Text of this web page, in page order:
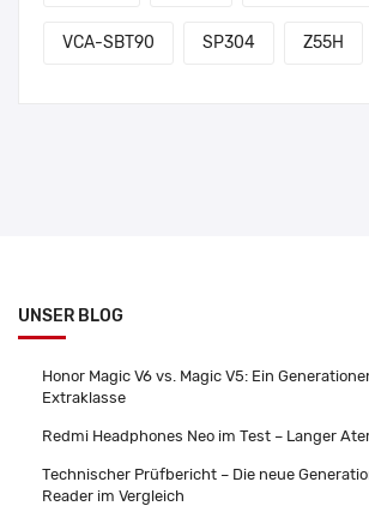
VCA-SBT90 SP304 Z55H
UNSER BLOG
Honor Magic V6 vs. Magic V5: Ein
Extraklasse
Redmi Headphones Neo im Test – Langer
Technischer Prüfbericht – Die neue
Reader im Vergleich